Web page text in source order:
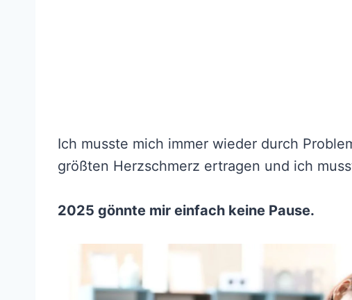
Ich musste mich immer wieder durch
größten Herzschmerz ertragen und ich
2025 gönnte mir einfach keine Pause.